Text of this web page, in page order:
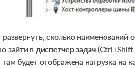
развернуть, сколько
зайти вдиспетчер задач
будет отображена нагрузка на